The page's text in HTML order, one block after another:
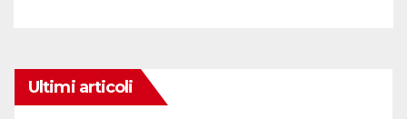
Ultimi articoli